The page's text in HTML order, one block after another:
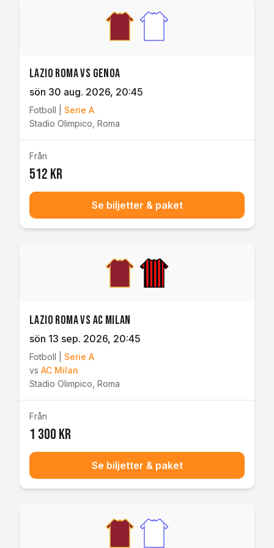
Lazio Roma vs Genoa
sön 30 aug. 2026, 20:45
Fotboll
Serie A
Stadio Olimpico Roma
Från
512 kr
Se biljetter & paket
Lazio Roma vs AC Milan
sön 13 sep. 2026, 20:45
Fotboll
Serie A
vs AC Milan
Stadio Olimpico Roma
Från
1 300 kr
Se biljetter & paket